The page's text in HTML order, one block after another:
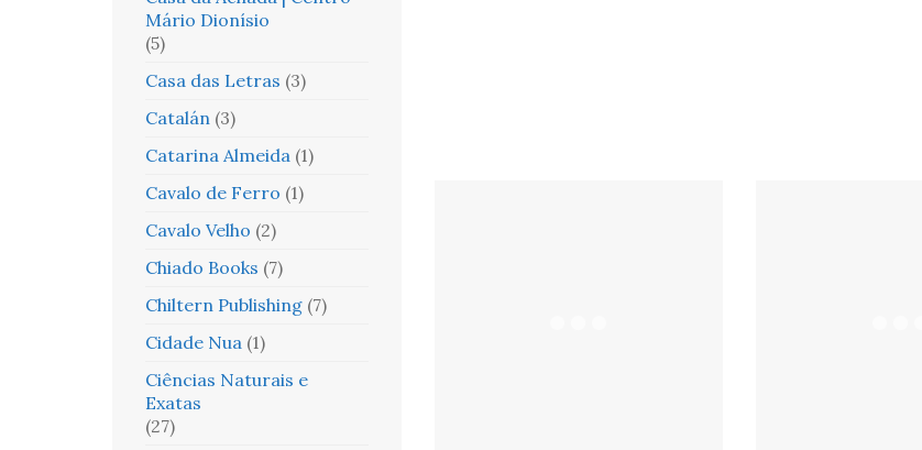
Mário Dionísio
(5)
Casa das Letras (3)
Catalán (3)
Catarina Almeida (1)
Cavalo de Ferro (1)
Cavalo Velho (2)
Chiado Books (7)
Chiltern Publishing (7)
Cidade Nua (1)
Ciências Naturais e
Exatas
(27)